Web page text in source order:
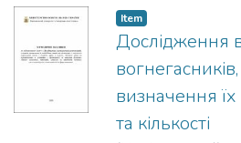
життєдіяльності
охорони праці»,
життя людини з
праці», «Захист
перебування
праці»,
Item
Дослідження
визначення їх
та кількості